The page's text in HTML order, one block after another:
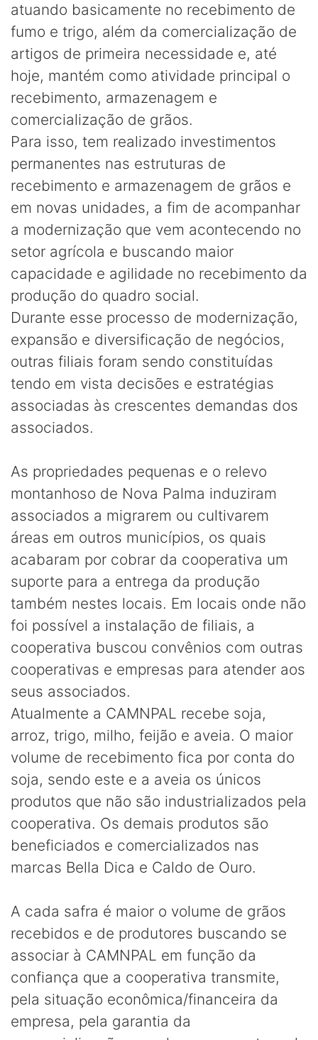
atuando basicamente no recebimento de
fumo e trigo, além da comercialização de
artigos de primeira necessidade e, até
hoje, mantém como atividade principal o
recebimento, armazenagem e
comercialização de grãos.
Para isso, tem realizado investimentos
permanentes nas estruturas de
recebimento e armazenagem de grãos e
em novas unidades, a fim de acompanhar
a modernização que vem acontecendo no
setor agrícola e buscando maior
capacidade e agilidade no recebimento da
produção do quadro social.
Durante esse processo de modernização,
expansão e diversificação de negócios,
outras filiais foram sendo constituídas
tendo em vista decisões e estratégias
associadas às crescentes demandas dos
associados.
As propriedades pequenas e o relevo
montanhoso de Nova Palma induziram
associados a migrarem ou cultivarem
áreas em outros municípios, os quais
acabaram por cobrar da cooperativa um
suporte para a entrega da produção
também nestes locais. Em locais onde não
foi possível a instalação de filiais, a
cooperativa buscou convênios com outras
cooperativas e empresas para atender aos
seus associados.
Atualmente a CAMNPAL recebe soja,
arroz, trigo, milho, feijão e aveia. O maior
volume de recebimento fica por conta do
soja, sendo este e a aveia os únicos
produtos que não são industrializados pela
cooperativa. Os demais produtos são
beneficiados e comercializados nas
marcas Bella Dica e Caldo de Ouro.
A cada safra é maior o volume de grãos
recebidos e de produtores buscando se
associar à CAMNPAL em função da
confiança que a cooperativa transmite,
pela situação econômica/financeira da
empresa, pela garantia da